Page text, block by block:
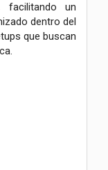
facilitando un
dentro del
que buscan